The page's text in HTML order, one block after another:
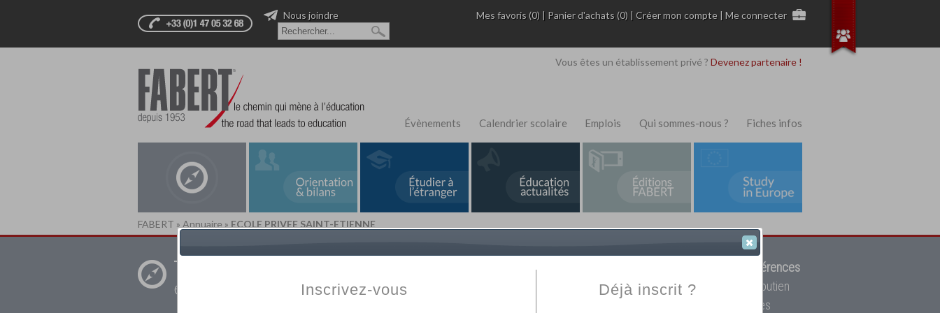
Mes favoris (0) | Panier d'achats (0) |Créer mon compte |Me connecter
Nous joindre
Vous êtes un établissement privé ? Devenez partenaire !
Évènements Calendrier scolaire Emplois Qui sommes-nous ? Fiches infos
FABERT » Annuaire » ECOLE PRIVEE SAINT-ETIENNE
Trouver un
établissement privé
Fabert.com
12908 références
votre établissement privé, du primaire au supérieur, mais aussi des cours de soutien
scolaire et des cours à distance. Ce moteur regroupe toutes les écoles privées
Inscrivez-vous Déjà inscrit ?